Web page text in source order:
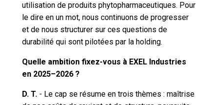
utilisation de produits phytopharmaceutiques. Pour
le dire en un mot, nous continuons de progresser
et de nous structurer sur ces questions de
durabilité qui sont pilotées par la holding.
Quelle ambition fixez-vous à EXEL Industries
en 2025–2026 ?
D. T.- Le cap se résume en trois thèmes : maîtrise